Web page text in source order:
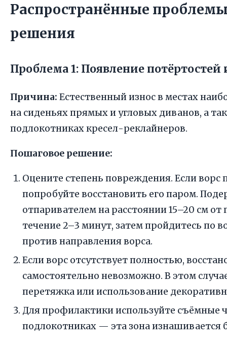
Распространённые
решения
Проблема 1: Появление
Причина: Естественный износ в местах
на сиденьях прямых и угловых диванов, а
подлокотниках кресел-реклайнеров.
Пошаговое решение:
Оцените степень повреждения. Если ворс
попробуйте восстановить его паром.
отпаривателем на расстоянии 15–20 см от
течение 2–3 минут, затем пройдитесь по
против направления ворса.
Если ворс отсутствует полностью,
самостоятельно невозможно. В этом
перетяжка или использование
Для профилактики используйте съёмные
подлокотниках — эта зона изнашивается